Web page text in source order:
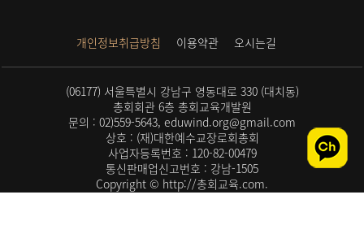
개인정보취급방침 이용약관 오시는길
(06177) 서울특별시 강남구 영동대로 330 (대치동)
총회회관 6층 총회교육개발원
문의 : 02)559-5643, eduwind.org@gmail.com
상호 : (재)대한예수교장로회총회
사업자등록번호 : 120-82-00479
통신판매업신고번호 : 강남-1505
Copyright © http://총회교육.com.